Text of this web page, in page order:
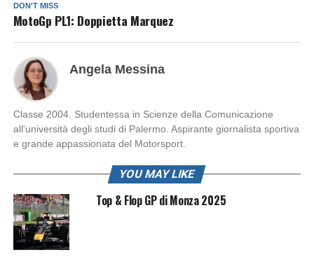
DON'T MISS
MotoGp PL1: Doppietta Marquez
Angela Messina
Classe 2004. Studentessa in Scienze della Comunicazione
all'università degli studi di Palermo. Aspirante giornalista sportiva
e grande appassionata del Motorsport.
YOU MAY LIKE
Top & Flop GP di Monza 2025